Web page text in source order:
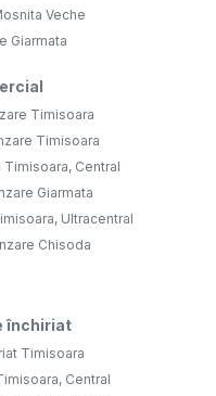
Veche
Giarmata
Timisoara
Timisoara
Central
Giarmata
Ultracentral
Chisoda
închiriat
Timisoara
Central